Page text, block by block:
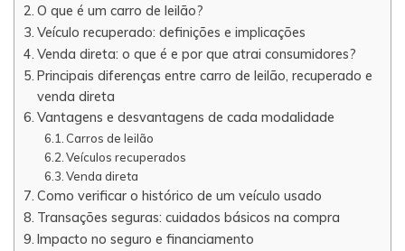
O que é um carro de leilão?
Veículo recuperado: definições e implicações
Venda direta: o que é e por que atrai consumidores?
Principais diferenças entre carro de leilão, recuperado e
venda direta
Vantagens e desvantagens de cada modalidade
Carros de leilão
Veículos recuperados
Venda direta
Como verificar o histórico de um veículo usado
Transações seguras: cuidados básicos na compra
Impacto no seguro e financiamento